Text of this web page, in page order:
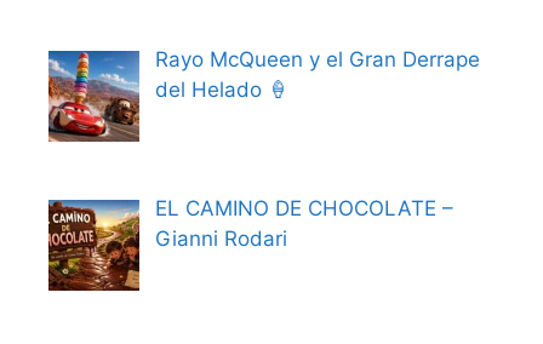
Rayo McQueen y el Gran Derrape
del Helado 🍦
EL CAMINO DE CHOCOLATE –
Gianni Rodari